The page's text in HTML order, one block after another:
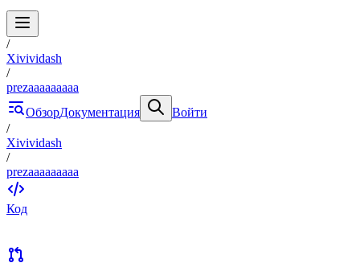
/
Xivividash
/
prezaaaaaaaaa
ОбзорДокументация
Войти
/
Xivividash
/
prezaaaaaaaaa
Код